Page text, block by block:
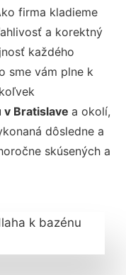
firma kladieme
a korektný
každého
sme vám plne k
v Bratislave a okolí,
dôsledne a
skúsených a